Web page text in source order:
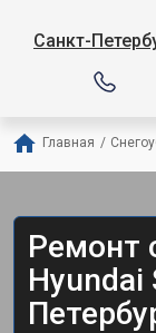
Санкт-
Главная /
Ремонт
Hyundai